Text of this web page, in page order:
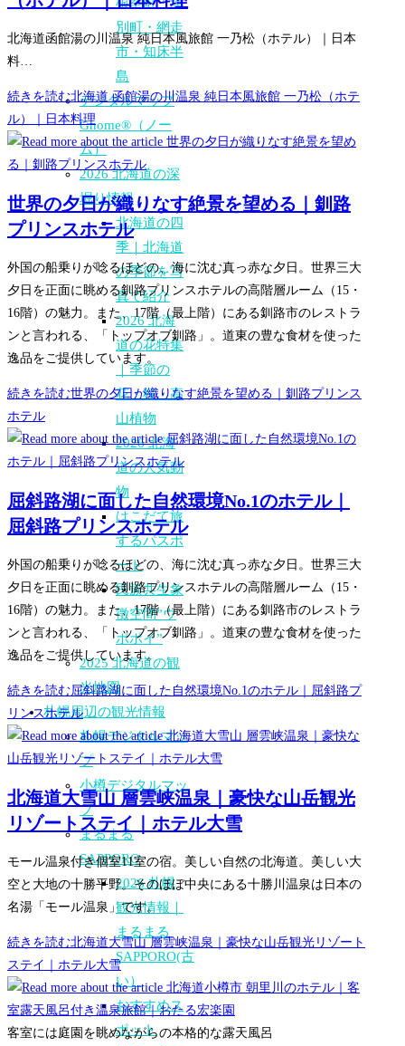
別町・網走
市・知床半
島
デジタルマップ
Gnome®（ノー
ム）
2026 北海道の深
堀り情報
北海道の四
季｜北海道
の季節を写
真で紹介
2026 北海
道の花特集
｜季節の
花・桜・高
山植物
2026 北海
道の人気動
物
はこだて旅
するパスポ
ート
民族共生象
徴空間”ウ
ポポイ”
2025 北海道の観
光地図
札幌周辺の観光情報
札幌デジタルマッ
プ
小樽デジタルマッ
プ
まるまる
SAPPORO
2026 札幌
観光情報｜
まるまる
SAPPORO(古
い）
おすすめス
ポット
北海道函館湯の川温泉 純日本風旅館 一乃松（ホテル）｜日本
料…
続きを読む北海道 函館湯の川温泉 純日本風旅館 一乃松（ホテ
ル）｜日本料理
世界の夕日が織りなす絶景を望める｜釧路
プリンスホテル
外国の船乗りが唸るほどの、海に沈む真っ赤な夕日。世界三大
夕日を正面に眺める釧路プリンスホテルの高階層ルーム（15・
16階）の魅力。また、17階（最上階）にある釧路市のレストラ
ンと言われる、「トップオブ釧路」。道東の豊な食材を使った
逸品をご提供しています。
続きを読む世界の夕日が織りなす絶景を望める｜釧路プリンス
ホテル
屈斜路湖に面した自然環境No.1のホテル｜
屈斜路プリンスホテル
外国の船乗りが唸るほどの、海に沈む真っ赤な夕日。世界三大
夕日を正面に眺める釧路プリンスホテルの高階層ルーム（15・
16階）の魅力。また、17階（最上階）にある釧路市のレストラ
ンと言われる、「トップオブ釧路」。道東の豊な食材を使った
逸品をご提供しています。
続きを読む屈斜路湖に面した自然環境No.1のホテル｜屈斜路プ
リンスホテル
北海道大雪山 層雲峡温泉｜豪快な山岳観光
リゾートステイ｜ホテル大雪
モール温泉付き個室11室の宿。美しい自然の北海道。美しい大
空と大地の十勝平野。そのほぼ中央にある十勝川温泉は日本の
名湯「モール温泉」です。
続きを読む北海道大雪山 層雲峡温泉｜豪快な山岳観光リゾート
ステイ｜ホテル大雪
客室には庭園を眺めながらの本格的な露天風呂